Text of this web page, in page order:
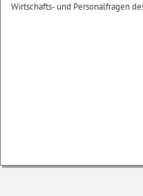
Wirtschafts- und Personalfragen